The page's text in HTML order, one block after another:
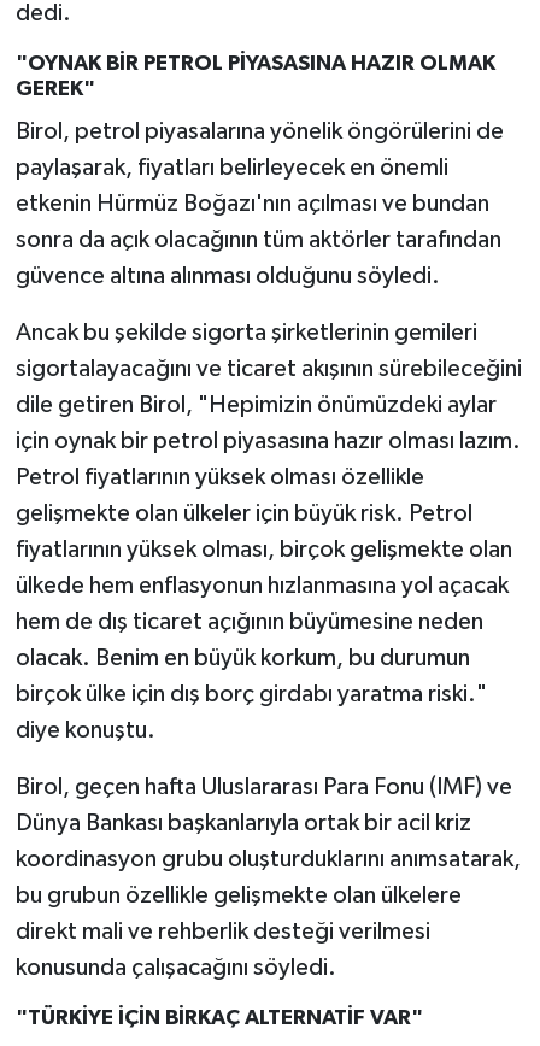
dedi.
"OYNAK BİR PETROL PİYASASINA HAZIR OLMAK
GEREK"
Birol, petrol piyasalarına yönelik öngörülerini de
paylaşarak, fiyatları belirleyecek en önemli
etkenin Hürmüz Boğazı'nın açılması ve bundan
sonra da açık olacağının tüm aktörler tarafından
güvence altına alınması olduğunu söyledi.
Ancak bu şekilde sigorta şirketlerinin gemileri
sigortalayacağını ve ticaret akışının sürebileceğini
dile getiren Birol, "Hepimizin önümüzdeki aylar
için oynak bir petrol piyasasına hazır olması lazım.
Petrol fiyatlarının yüksek olması özellikle
gelişmekte olan ülkeler için büyük risk. Petrol
fiyatlarının yüksek olması, birçok gelişmekte olan
ülkede hem enflasyonun hızlanmasına yol açacak
hem de dış ticaret açığının büyümesine neden
olacak. Benim en büyük korkum, bu durumun
birçok ülke için dış borç girdabı yaratma riski."
diye konuştu.
Birol, geçen hafta Uluslararası Para Fonu (IMF) ve
Dünya Bankası başkanlarıyla ortak bir acil kriz
koordinasyon grubu oluşturduklarını anımsatarak,
bu grubun özellikle gelişmekte olan ülkelere
direkt mali ve rehberlik desteği verilmesi
konusunda çalışacağını söyledi.
"TÜRKİYE İÇİN BİRKAÇ ALTERNATİF VAR"